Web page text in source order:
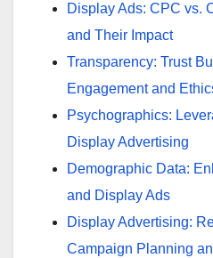
Display Ads: CPC vs.
and Their Impact
Transparency: Trust
Engagement and
Psychographics:
Display Advertising
Demographic Data:
and Display Ads
Display Advertising:
Campaign Planning